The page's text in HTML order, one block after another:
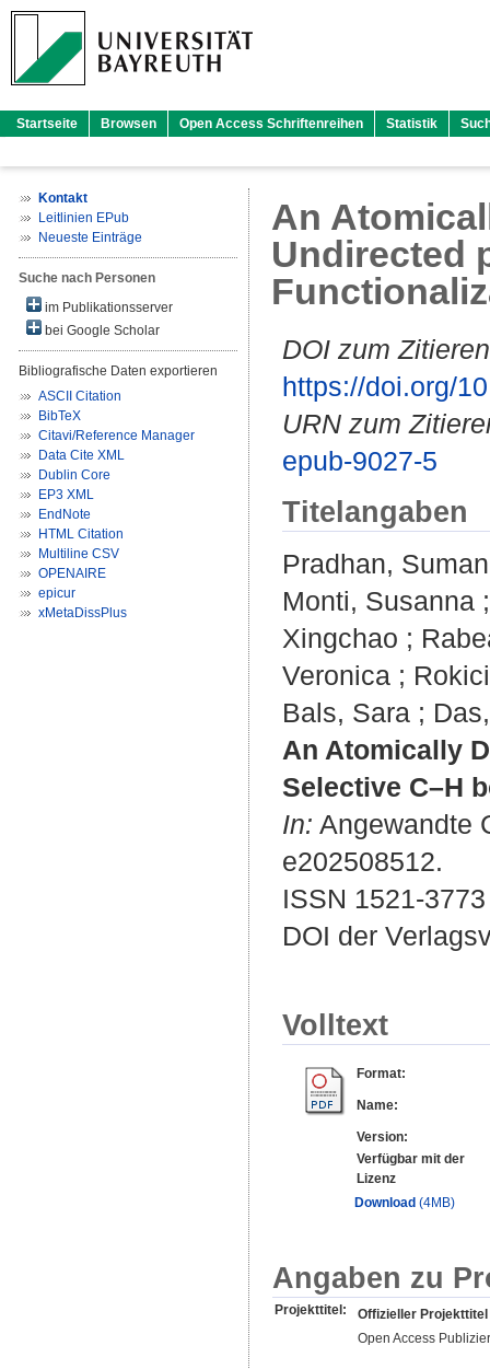
Startseite Browsen Open Access Schriftenreihen Statistik
Kontakt
Leitlinien EPub
Neueste Einträge
Suche nach Personen
im Publikationsserver
bei Google Scholar
Bibliografische Daten exportieren
ASCII Citation
BibTeX
Citavi/Reference Manager
Data Cite XML
Dublin Core
EP3 XML
EndNote
HTML Citation
Multiline CSV
OPENAIRE
epicur
xMetaDissPlus
An
Undirected
DOI zum
https://doi.org/
URN zum
epub-9027-5
Titelangaben
Pradhan, Suman
Monti, Susanna
Xingchao ;
Veronica ;
Bals, Sara ;
An Atomically
Selective C–H
In: Angewandte
e202508512.
ISSN 1521-3773
DOI der
Volltext
Format:
Name:
Version:
Verfügbar mit der
Lizenz
Download (4MB)
Angaben zu
Projekttitel:
Offizieller Projekttitel
Open Access